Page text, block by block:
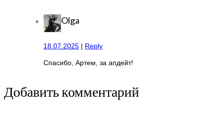
Olga
18.07.2025 | Reply
Спасибо, Артем, за апдейт!
Добавить комментарий